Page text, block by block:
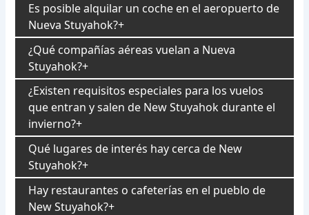
Es posible alquilar un coche en el aeropuerto de
Nueva Stuyahok?
¿Qué compañías aéreas vuelan a Nueva
Stuyahok?
¿Existen requisitos especiales para los vuelos
que entran y salen de New Stuyahok durante el
invierno?
Qué lugares de interés hay cerca de New
Stuyahok?
Hay restaurantes o cafeterías en el pueblo de
New Stuyahok?